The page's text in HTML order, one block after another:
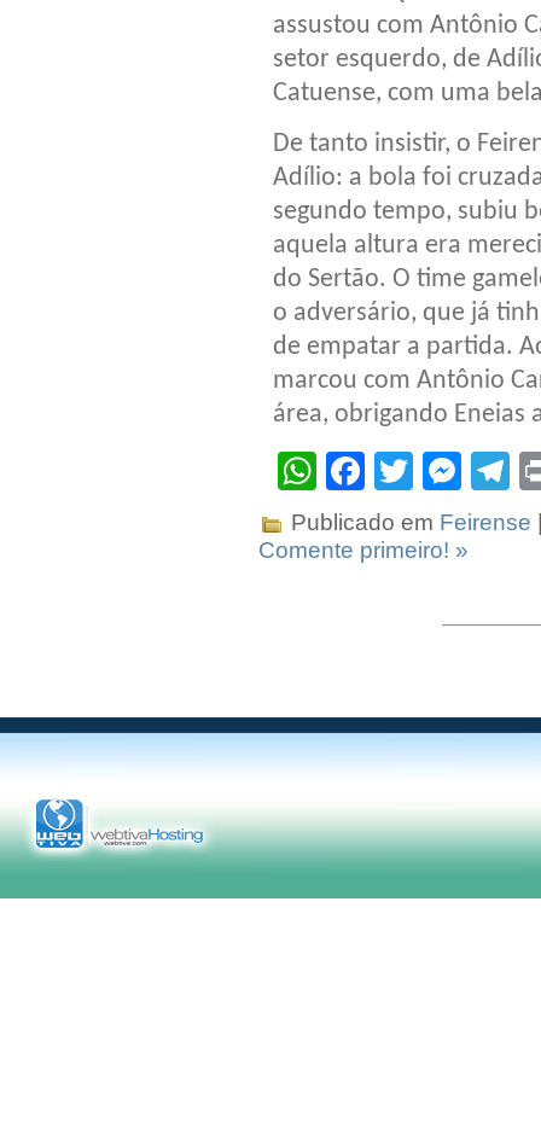
assustou com Antônio
setor esquerdo, de
Catuense, com uma
De tanto insistir, o
Adílio: a bola foi
segundo tempo, subiu
aquela altura era
do Sertão. O time
o adversário, que já
de empatar a partida.
marcou com Antônio
área, obrigando Eneias
WhatsApp
Facebook
Twitter
Publicado em Feirense
Comente primeiro! »